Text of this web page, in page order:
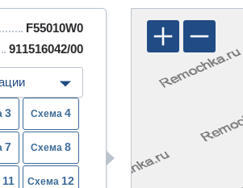
F55010W0
911516042/00
3 4
7 8
11 12